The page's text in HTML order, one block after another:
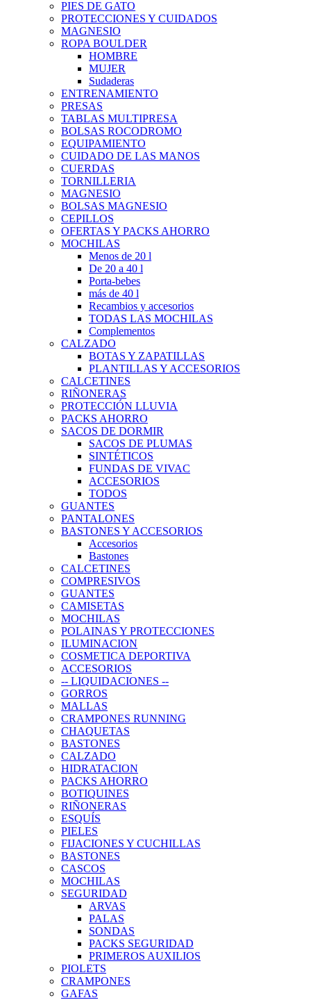
PIES DE GATO
PROTECCIONES Y CUIDADOS
MAGNESIO
ROPA BOULDER
HOMBRE
MUJER
Sudaderas
ENTRENAMIENTO
PRESAS
TABLAS MULTIPRESA
BOLSAS ROCODROMO
EQUIPAMIENTO
CUIDADO DE LAS MANOS
CUERDAS
TORNILLERIA
MAGNESIO
BOLSAS MAGNESIO
CEPILLOS
OFERTAS Y PACKS AHORRO
MOCHILAS
Menos de 20 l
De 20 a 40 l
Porta-bebes
más de 40 l
Recambios y accesorios
TODAS LAS MOCHILAS
Complementos
CALZADO
BOTAS Y ZAPATILLAS
PLANTILLAS Y ACCESORIOS
CALCETINES
RIÑONERAS
PROTECCIÓN LLUVIA
PACKS AHORRO
SACOS DE DORMIR
SACOS DE PLUMAS
SINTÉTICOS
FUNDAS DE VIVAC
ACCESORIOS
TODOS
GUANTES
PANTALONES
BASTONES Y ACCESORIOS
Accesorios
Bastones
CALCETINES
COMPRESIVOS
GUANTES
CAMISETAS
MOCHILAS
POLAINAS Y PROTECCIONES
ILUMINACION
COSMETICA DEPORTIVA
ACCESORIOS
-- LIQUIDACIONES --
GORROS
MALLAS
CRAMPONES RUNNING
CHAQUETAS
BASTONES
CALZADO
HIDRATACION
PACKS AHORRO
BOTIQUINES
RIÑONERAS
ESQUÍS
PIELES
FIJACIONES Y CUCHILLAS
BASTONES
CASCOS
MOCHILAS
SEGURIDAD
ARVAS
PALAS
SONDAS
PACKS SEGURIDAD
PRIMEROS AUXILIOS
PIOLETS
CRAMPONES
GAFAS